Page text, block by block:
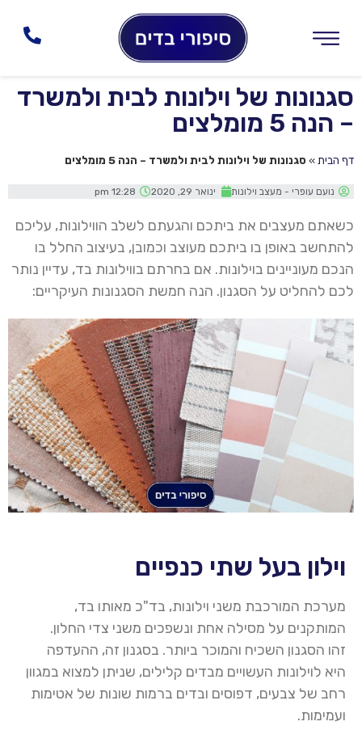
סגנונות של וילונות לבית ולמשרד
– הנה 5 מומלצים
דף הבית » סגנונות של וילונות לבית ולמשרד – הנה 5 מומלצים
נועם עופרי - מעצב וילונות ינואר 29, 2020 12:28 pm
כשאתם מעצבים את ביתכם והגעתם לשלב הווילונות, עליכם
להתחשב באופן בו ביתכם מעוצב וכמובן, בעיצוב החלל בו
הנכם מעוניינים בוילונות. אם בחרתם בווילונות בד, עדיין נותר
לכם להחליט על הסגנון. הנה חמשת הסגנונות העיקריים:
וילון בעל שתי כנפיים
מערכת המורכבת משני וילונות, בד"כ מאותו בד,
המותקנים על מסילה אחת ונשפכים משני צדי החלון.
זהו הסגנון השכיח והמוכר ביותר. בסגנון זה, ההעדפה
היא לוילונות העשויים מבדים קלילים, שניתן למצוא במגוון
רחב של צבעים, דפוסים ובדים ברמות שונות של אטימות
ועמימות.